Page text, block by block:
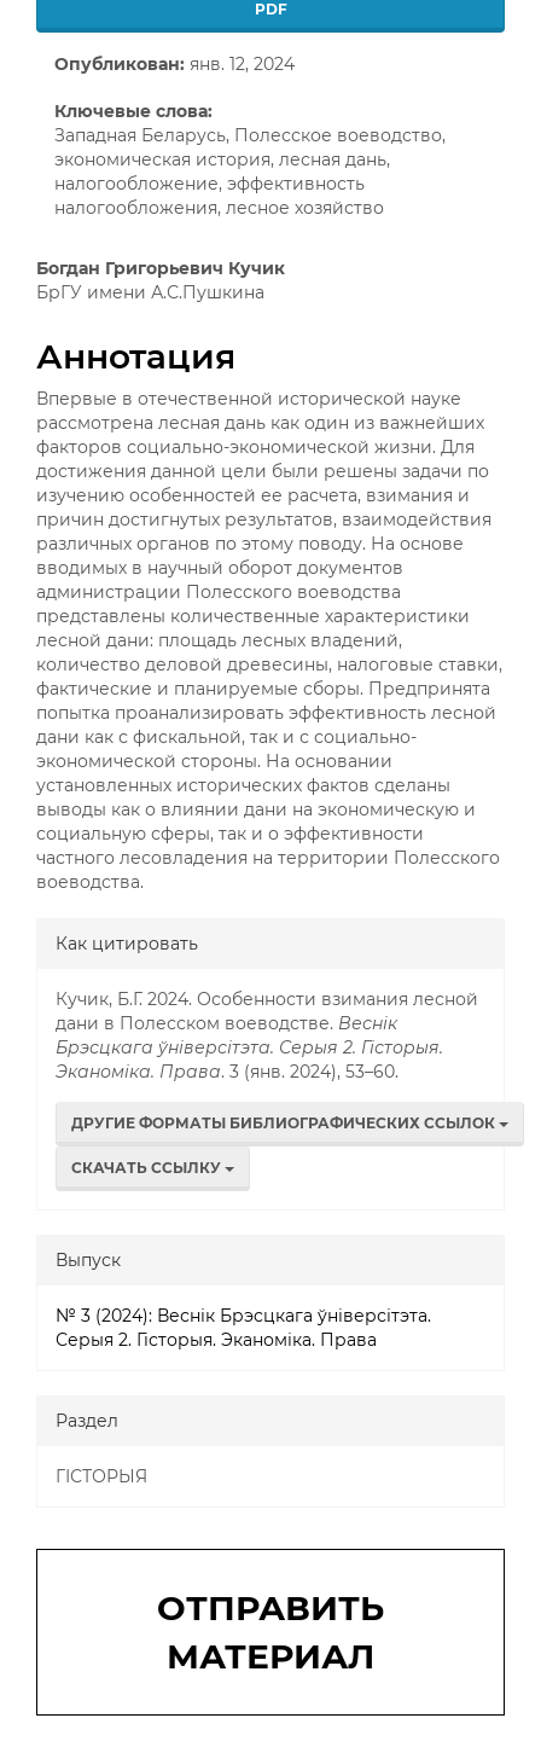
PDF
Опубликован: янв. 12, 2024
Ключевые слова:
Западная Беларусь, Полесское воеводство,
экономическая история, лесная дань,
налогообложение, эффективность
налогообложения, лесное хозяйство
Основное
содержимое
статьи
Богдан Григорьевич Кучик
БрГУ имени А.С.Пушкина
Аннотация
Впервые в отечественной исторической науке
рассмотрена лесная дань как один из важнейших
факторов социально-экономической жизни. Для
достижения данной цели были решены задачи по
изучению особенностей ее расчета, взимания и
причин достигнутых результатов, взаимодействия
различных органов по этому поводу. На основе
вводимых в научный оборот документов
администрации Полесского воеводства
представлены количественные характеристики
лесной дани: площадь лесных владений,
количество деловой древесины, налоговые ставки,
фактические и планируемые сборы. Предпринята
попытка проанализировать эффективность лесной
дани как с фискальной, так и с социально-
экономической стороны. На основании
установленных исторических фактов сделаны
выводы как о влиянии дани на экономическую и
социальную сферы, так и о эффективности
частного лесовладения на территории Полесского
воеводства.
Информация
Как цитировать
Кучик, Б.Г. 2024. Особенности взимания лесной
дани в Полесском воеводстве. Веснік
Брэсцкага ўніверсітэта. Серыя 2. Гісторыя.
Эканоміка. Права. 3 (янв. 2024), 53–60.
ДРУГИЕ ФОРМАТЫ БИБЛИОГРАФИЧЕСКИХ ССЫЛОК
СКАЧАТЬ ССЫЛКУ
Выпуск
№ 3 (2024): Веснік Брэсцкага ўніверсітэта.
Серыя 2. Гісторыя. Эканоміка. Права
Раздел
ГІСТОРЫЯ
Отправить
ОТПРАВИТЬ
МАТЕРИАЛ